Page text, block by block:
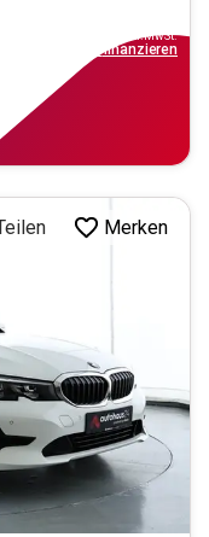
inkl.MwSt.
finanzieren
Merken